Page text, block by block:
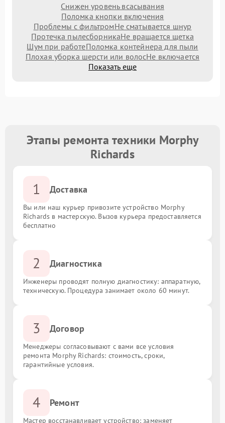
Снижен уровень всасывания
Поломка кнопки включения
Проблемы с фильтромНе сматывается шнур
Протечка пылесборникаНе вращается щетка
Шум при работеПоломка контейнера для пыли
Плохая уборка шерсти или волосНе включается
Показать еще
Этапы ремонта техники Morphy
Richards
1 Доставка
Вы или наш курьер привозите устройство Morphy
Richards в мастерскую. Вызов курьера предоставляется
бесплатно
2 Диагностика
Инженеры проводят полную диагностику: аппаратную,
техническую. Процедура занимает около 60 минут.
3 Договор
Менеджеры согласовывают с вами все условия
ремонта Morphy Richards: стоимость, сроки,
гарантийные условия.
4 Ремонт
Мастер восстанавливает устройство: заменяет